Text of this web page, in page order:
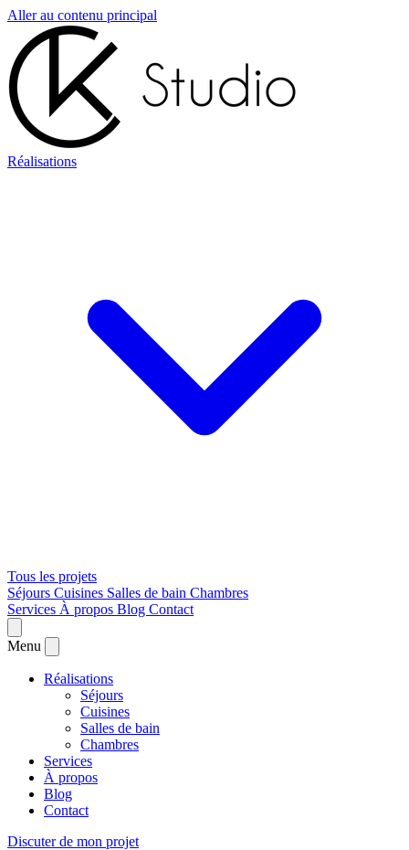
Aller au contenu principal
Réalisations
Tous les projets
Séjours Cuisines Salles de bain Chambres
Services À propos Blog Contact
Menu
Réalisations
Séjours
Cuisines
Salles de bain
Chambres
Services
À propos
Blog
Contact
Discuter de mon projet